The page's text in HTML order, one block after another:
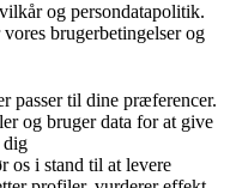
og persondatapolitik.
brugerbetingelser og
passer til dine præferencer.
og bruger data for at give
dig
os i stand til at levere